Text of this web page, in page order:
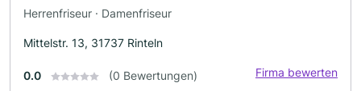
Herrenfriseur · Damenfriseur
Mittelstr. 13, 31737 Rinteln
0.0 (0 Bewertungen) Firma bewerten